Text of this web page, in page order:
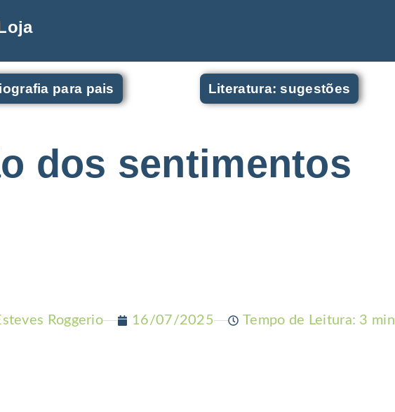
para pais Literatura: sugestões
dos sentimentos
Roggerio 16/07/2025 Tempo de Leitura: 3 min